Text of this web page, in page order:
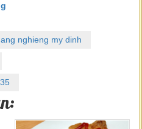
nghieng my dinh